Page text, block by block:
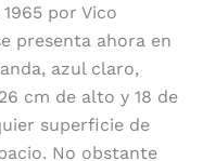
por Vico
presenta ahora en
azul claro,
cm de alto y 18 de
superficie de
No obstante